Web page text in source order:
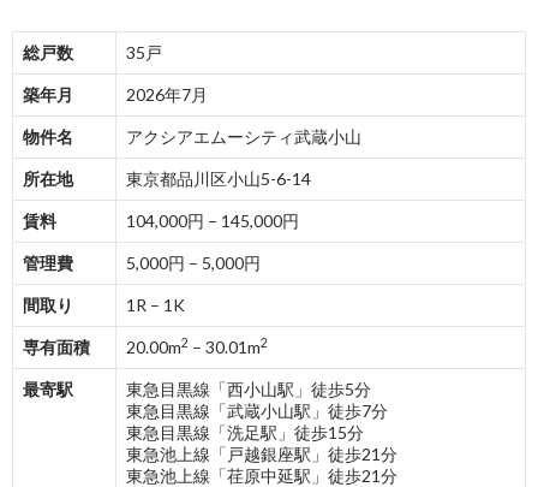
総戸数 35戸
築年月 2026年7月
物件名 アクシアエムーシティ武蔵小山
所在地 東京都品川区小山5-6-14
賃料 104,000円 – 145,000円
管理費 5,000円 – 5,000円
間取り 1R – 1K
専有面積 20.00m2 – 30.01m2
最寄駅
東急目黒線「西小山駅」徒歩5分
東急目黒線「武蔵小山駅」徒歩7分
東急目黒線「洗足駅」徒歩15分
東急池上線「戸越銀座駅」徒歩21分
東急池上線「荏原中延駅」徒歩21分